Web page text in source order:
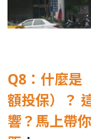
Q8：什麼是
額投保）？
響？馬上帶